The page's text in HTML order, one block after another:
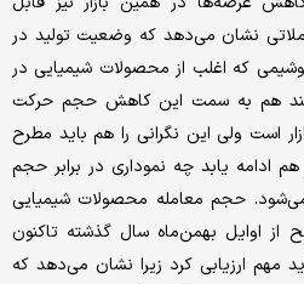
نشان می‌دهد که وضعیت تولید در
که اغلب از محصولات شیمیایی در
هم به سمت این کاهش حجم حرکت
است ولی این نگرانی را هم باید مطرح
ادامه یابد چه نموداری در برابر حجم
حجم معامله محصولات شیمیایی
اوایل بهمن‌ماه سال گذشته تاکنون
مهم ارزیابی کرد زیرا نشان می‌دهد که